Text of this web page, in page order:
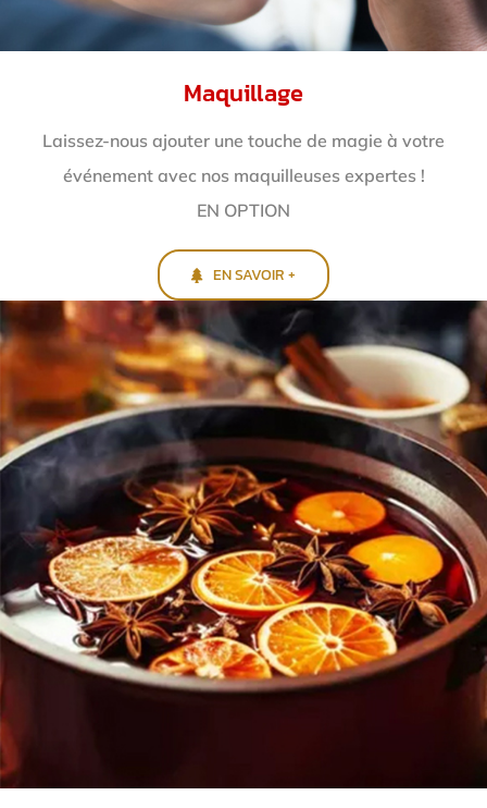
Maquillage
Laissez-nous ajouter une touche de magie à votre
événement avec nos maquilleuses expertes !
EN OPTION
EN SAVOIR +